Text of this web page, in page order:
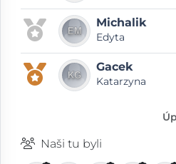
Michalik
Edyta
Gacek
Katarzyna
Naši tu byli